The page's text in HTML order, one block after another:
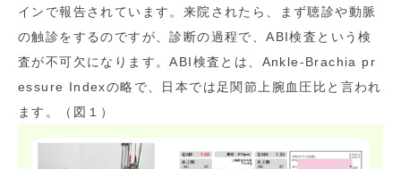
インで報告されています。来院されたら、まず聴診や動脈
の触診をするのですが、診断の過程で、ABI検査という検
査が不可欠になります。ABI検査とは、Ankle-Brachia pr
essure Indexの略で、日本では足関節上腕血圧比と言われ
ます。（図１）